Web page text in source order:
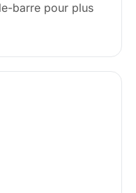
barre pour plus